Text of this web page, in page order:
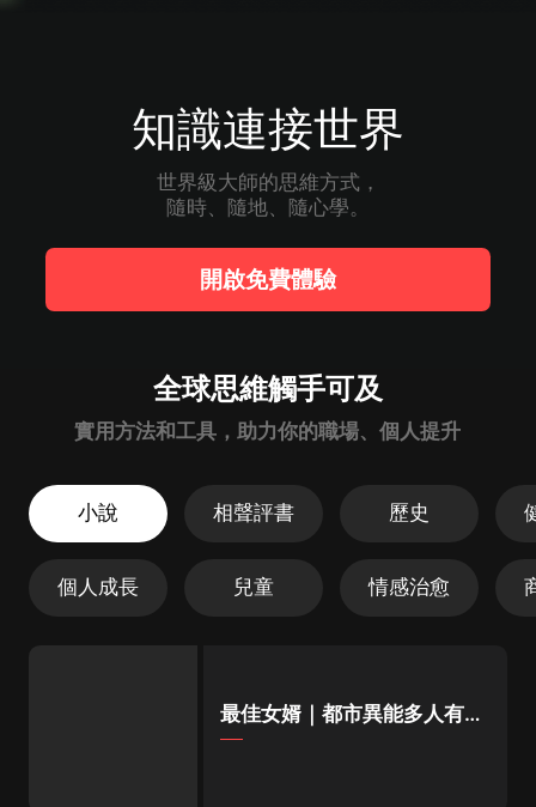
知識連接世界
世界級大師的思維方式，
隨時、隨地、隨心學。
開啟免費體驗
全球思維觸手可及
實用方法和工具，助力你的職場、個人提升
小說
個人成長
相聲評書
兒童
歷史
情感治愈
最佳女婿｜都市異能多人有聲
劇｜一種侃侃｜有聲小說